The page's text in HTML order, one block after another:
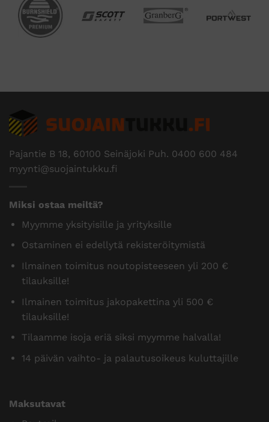
Pajantie B 18, 60100 Seinäjoki Puh. 0400 600 484
myynti@suojaintukku.fi
Miksi ostaa meiltä?
Myymme yksityisille ja yrityksille
Ostaminen ei edellytä rekisteröitymistä
Ilmainen toimitus noutopisteeseen yli 200 €
tilauksille!
Ilmainen toimitus jakopakettina yli 500 €
tilauksille!
Tilaamme isoja eriä siksi myymme halvalla!
14 päivän vaihto- ja palautusoikeus kuluttajille
Maksutavat